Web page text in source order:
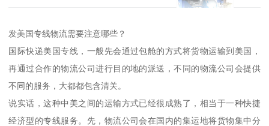
发美国专线物流需要注意哪些？
国际快递美国专线，一般先会通过包舱的方式将货物运输到美国，
再通过合作的物流公司进行目的地的派送，不同的物流公司会提供
不同的服务，大都都包含清关。
说实话，这种中美之间的运输方式已经很成熟了，相当于一种快捷
经济型的专线服务。先，物流公司会在国内的集运地将货物集中分